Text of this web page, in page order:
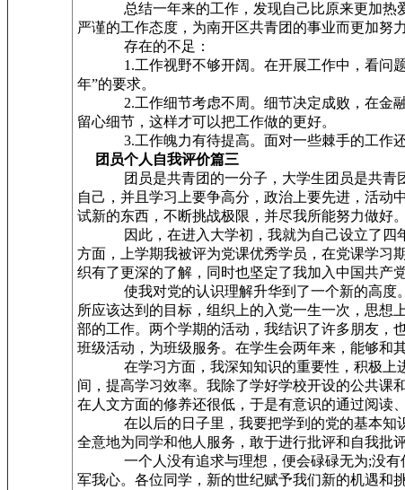
总结一年来的工作，发现自己比原来更加热爱
严谨的工作态度，为南开区共青团的事业而更加努力
存在的不足：
1.工作视野不够开阔。在开展工作中，看问题有
年”的要求。
2.工作细节考虑不周。细节决定成败，在金融服
留心细节，这样才可以把工作做的更好。
3.工作魄力有待提高。面对一些棘手的工作还常
团员个人自我评价篇三
团员是共青团的一分子，大学生团员是共青团
自己，并且学习上要争高分，政治上要先进，活动
试新的东西，不断挑战极限，并尽我所能努力做好
因此，在进入大学初，我就为自己设立了四年
方面，上学期我被评为党课优秀学员，在党课学习
织有了更深的了解，同时也坚定了我加入中国共产
使我对党的认识理解升华到了一个新的高度。
所应该达到的目标，组织上的入党一生一次，思想
部的工作。两个学期的活动，我结识了许多朋友，
班级活动，为班级服务。在学生会两年来，能够和
在学习方面，我深知知识的重要性，积极上进
间，提高学习效率。我除了学好学校开设的公共课
在人文方面的修养还很低，于是有意识的通过阅读
在以后的日子里，我要把学到的党的基本知识
全意地为同学和他人服务，敢于进行批评和自我批
一个人没有追求与理想，便会碌碌无为;没有信
军我心。各位同学，新的世纪赋予我们新的机遇和